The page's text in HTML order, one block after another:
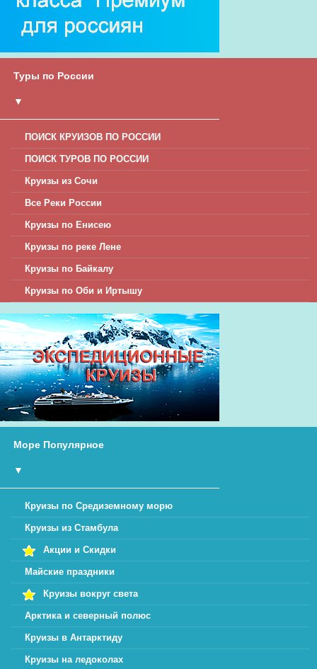
Туры по России
▼
ПОИСК КРУИЗОВ ПО РОССИИ
ПОИСК ТУРОВ ПО РОССИИ
Круизы из Сочи
Все Реки России
Круизы по Енисею
Круизы по реке Лене
Круизы по Байкалу
Круизы по Оби и Иртышу
Море Популярное
▼
Круизы по Средиземному морю
Круизы из Стамбула
Акции и Скидки
Майские праздники
Круизы вокруг света
Арктика и северный полюс
Круизы в Антарктиду
Круизы на ледоколах